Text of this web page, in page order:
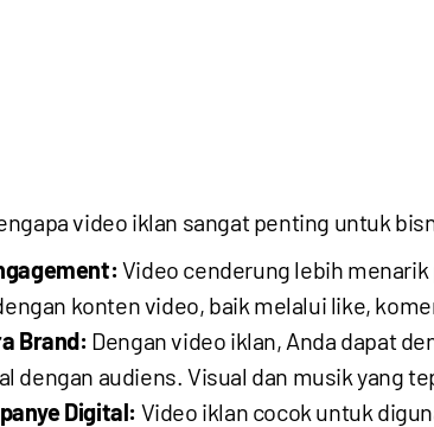
video iklan sangat penting untuk
Video cenderung lebih
konten video, baik melalui like,
Brand: Dengan video iklan, Anda dapat
dengan audiens. Visual dan musik yang
Digital: Video iklan cocok untuk